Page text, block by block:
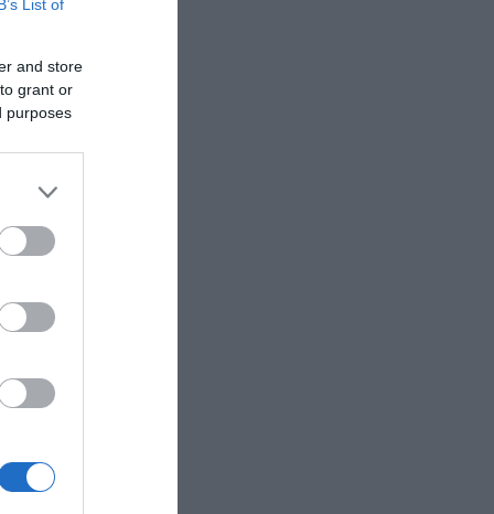
List of
and store
grant or
purposes